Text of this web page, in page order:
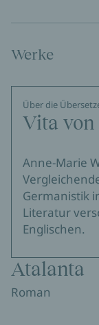
Werke
Über die
Vita von
Anne-Marie
Germanistik
Literatur
Englischen.
Atalanta
Roman